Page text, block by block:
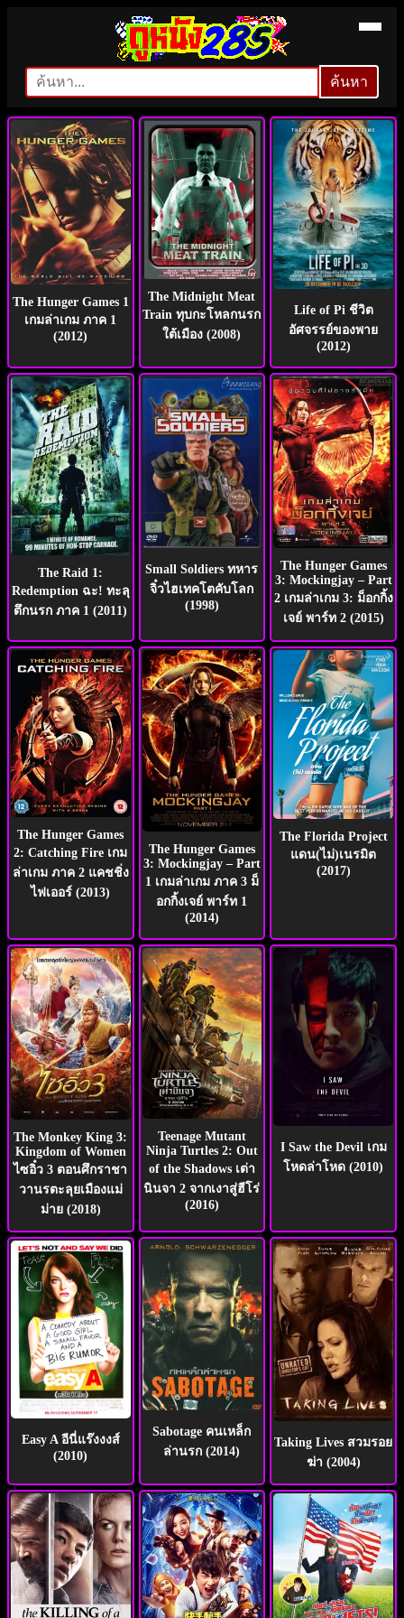
ดู
หนัง
ออนไลน์
ใหม่ๆ
ฟรี
HD
ชน
โรง
พากย์
ไทย
เต็ม
เรื่อง
ค้นหา
ค้นหา
The Hunger Games 1
เกมล่าเกม ภาค 1
(2012)
The Midnight Meat
Train ทุบกะโหลกนรก
ใต้เมือง (2008)
Life of Pi ชีวิต
อัศจรรย์ของพาย
(2012)
The Raid 1:
Redemption ฉะ! ทะลุ
ตึกนรก ภาค 1 (2011)
Small Soldiers ทหาร
จิ๋วไฮเทคโตคับโลก
(1998)
The Hunger Games
3: Mockingjay – Part
2 เกมล่าเกม 3: ม็อกกิ้ง
เจย์ พาร์ท 2 (2015)
The Hunger Games
2: Catching Fire เกม
ล่าเกม ภาค 2 แคชชิ่ง
ไฟเออร์ (2013)
The Hunger Games
3: Mockingjay – Part
1 เกมล่าเกม ภาค 3 ม็
อกกิ้งเจย์ พาร์ท 1
(2014)
The Florida Project
แดน(ไม่)เนรมิต
(2017)
The Monkey King 3:
Kingdom of Women
ไซอิ๋ว 3 ตอนศึกราชา
วานรตะลุยเมืองแม่
ม่าย (2018)
Teenage Mutant
Ninja Turtles 2: Out
of the Shadows เต่า
นินจา 2 จากเงาสู่ฮีโร่
(2016)
I Saw the Devil เกม
โหดล่าโหด (2010)
Easy A อีนี่แร๊งงงส์
(2010)
Sabotage คนเหล็ก
ล่านรก (2014)
Taking Lives สวมรอย
ฆ่า (2004)